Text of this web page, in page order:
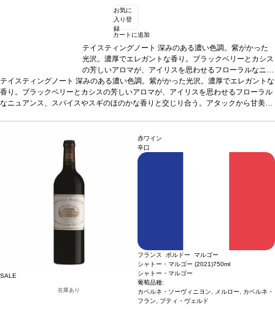
お気に
入り登
録
カートに追加
テイスティングノート深みのある濃い色調。紫がかった
光沢。濃厚でエレガントな香り。ブラックベリーとカシス
の芳しいアロマが、アイリスを思わせるフローラルなニュ
アンス、スパイスやスギのほのかな香りと交じり合う。ア
タックから甘美で果汁感たっぷり。バランスの良い、みず
みずしく調和のとれた味わいが広がる。タンニンの骨格は
パイスとみずみずしい果実のニュアンスが楽しめる。
89% カベルネ・ソーヴィニヨン、10% メルロー、
1% カベルネ・フラン
テイスティングノート 深みのある濃い色調。紫がかった光沢。濃厚でエレガントな
香り。ブラックベリーとカシスの芳しいアロマが、アイリスを思わせるフローラル
なニュアンス、スパイスやスギのほのかな香りと交じり合う。アタックから甘美で
後味の余韻は長く、ミネラル感が全体を支え、スパイスとみずみずしい果実のニュ
アンスが楽しめる。葡萄品種
89% カベルネ・ソーヴィニヨン、10% メルロー、
1% カベルネ・フラン
SALE
在庫あり
赤ワイン
辛口
フランス ボルドー マルゴー
シャトー・マルゴー (2021)750ml
シャトー・マルゴー
葡萄品種:
カベルネ・ソーヴィニヨン, メルロー, カベルネ・
フラン, プティ・ヴェルド